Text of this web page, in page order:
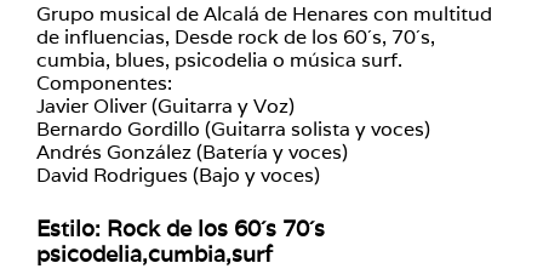
Grupo musical de Alcalá de Henares con multitud
de influencias, Desde rock de los 60´s, 70´s,
cumbia, blues, psicodelia o música surf.
Componentes:
Javier Oliver (Guitarra y Voz)
Bernardo Gordillo (Guitarra solista y voces)
Andrés González (Batería y voces)
David Rodrigues (Bajo y voces)
Estilo: Rock de los 60´s 70´s
psicodelia,cumbia,surf